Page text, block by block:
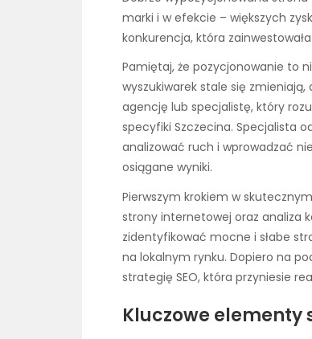
marki i w efekcie – większych
konkurencja, która
Pamiętaj, że pozycjonowanie to
wyszukiwarek stale się
agencję lub specjalistę, który
specyfiki Szczecina. Specjalista
analizować ruch i wprowadzać
osiągane wyniki.
Pierwszym krokiem w
strony internetowej oraz analiza
zidentyfikować mocne i słabe
na lokalnym rynku. Dopiero na
strategię SEO, która przyniesie
Kluczowe elementy